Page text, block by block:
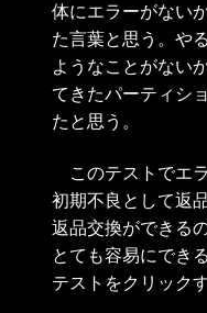
体にエラーがない
た言葉と思う。や
ようなことがない
てきたパーティシ
たと思う。
このテストでエ
初期不良として返
返品交換ができる
とても容易にでき
テストをクリックす